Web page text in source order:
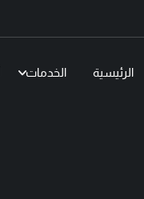
الرئيسية الخدمات